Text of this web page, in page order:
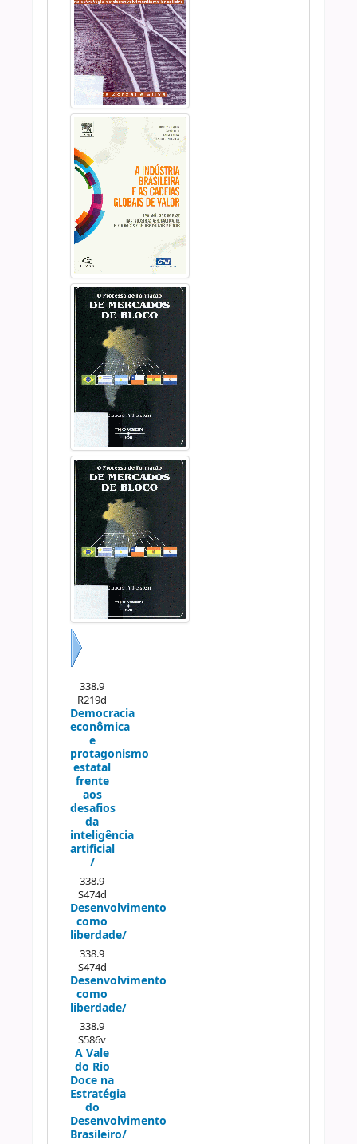
338.9
R219d
Democracia
econômica
e
protagonismo
estatal
frente
aos
desafios
da
inteligência
artificial
/
338.9
S474d
Desenvolvimento
como
liberdade/
338.9
S474d
Desenvolvimento
como
liberdade/
338.9
S586v
A Vale
do Rio
Doce na
Estratégia
do
Desenvolvimento
Brasileiro/